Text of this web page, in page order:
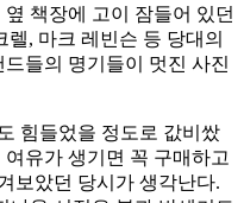
책장에 고이 잠들어 있던
, 마크 레빈슨 등 당대의
들의 명기들이 멋진 사진
힘들었을 정도로 값비쌌
유가 생기면 꼭 구매하고
보았던 당시가 생각난다.